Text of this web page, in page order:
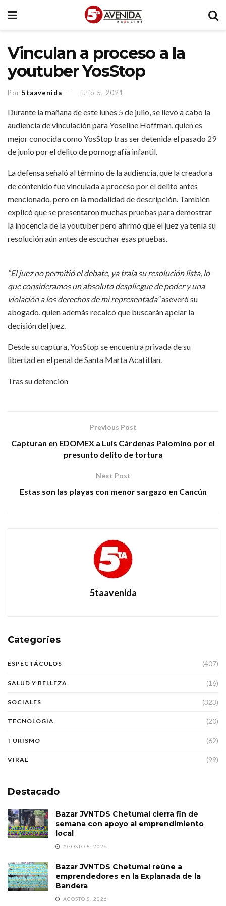
Vinculan a proceso a la
youtuber YosStop
Por 5taavenida julio 5, 2021
Durante la mañana de este lunes 5 de julio, se llevó a cabo la
audiencia de vinculación para Yoseline Hoffman, quien es
mejor conocida como YosStop tras ser detenida el pasado 29
de junio por el delito de pornografía infantil.
La defensa señaló al término de la audiencia, que la creadora
de contenido fue vinculada a proceso por el delito antes
mencionado, pero en la modalidad de descripción. También
explicó que se presentaron muchas pruebas para demostrar
la inocencia de la youtuber pero afirmó que el juez ya tenía su
resolución aún antes de escuchar esas pruebas.
“El juez no permitió el debate, ya traía su resolución lista, lo
que consideramos un absoluto despliegue de poder y una
violación a los derechos de mi representada”aseveró su
abogado, quien además recalcó que buscarán apelar la
decisión del juez.
Desde su captura, YosStop se encuentra privada de su
libertad en el penal de Santa Marta Acatitlan.
Tras su detención
Previous Post
Capturan en EDOMEX a Luis Cárdenas Palomino por el
presunto delito de tortura
Next Post
Estas son las playas con menor sargazo en Cancún
5taavenida
Categories
ESPECTÁCULOS (407)
SALUD Y BELLEZA (16)
SOCIALES (323)
TECNOLOGIA (20)
TURISMO (62)
VIRAL (99)
Destacado
Bazar JVNTDS Chetumal cierra fin de
semana con apoyo al emprendimiento
local
AGOSTO 8, 2026
Bazar JVNTDS Chetumal reúne a
emprendedores en la Explanada de la
Bandera
AGOSTO 8, 2026